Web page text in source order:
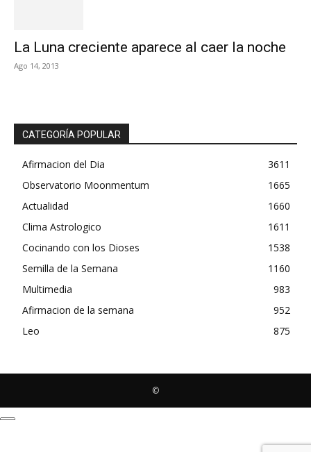
La Luna creciente aparece al caer la noche
Ago 14, 2013
CATEGORÍA POPULAR
Afirmacion del Dia
3611
Observatorio Moonmentum
1665
Actualidad
1660
Clima Astrologico
1611
Cocinando con los Dioses
1538
Semilla de la Semana
1160
Multimedia
983
Afirmacion de la semana
952
Leo
875
©